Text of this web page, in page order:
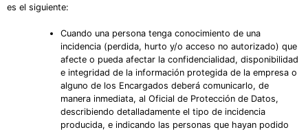
es el siguiente:
Cuando una persona tenga conocimiento de una
incidencia (perdida, hurto y/o acceso no autorizado) que
afecte o pueda afectar la confidencialidad, disponibilidad
e integridad de la información protegida de la empresa o
alguno de los Encargados deberá comunicarlo, de
manera inmediata, al Oficial de Protección de Datos,
describiendo detalladamente el tipo de incidencia
producida, e indicando las personas que hayan podido